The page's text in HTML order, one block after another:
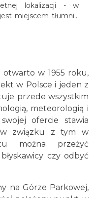
lokalizacji - w
miejscem tłumnie
turystów. Znajdziemy
stron świata,
minizoo oraz
otwarto w 1955 roku,
w Polsce i jeden z
przede wszystkim
meteorologią i
ofercie stawia
w związku z tym w
można przeżyć
czy odbyć
na Górze Parkowej,